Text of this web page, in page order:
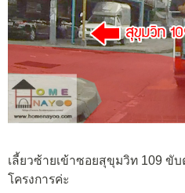
เลี้ยวซ้ายเข้าซอยสุขุมวิท 109 ขับ
โครงการค่ะ